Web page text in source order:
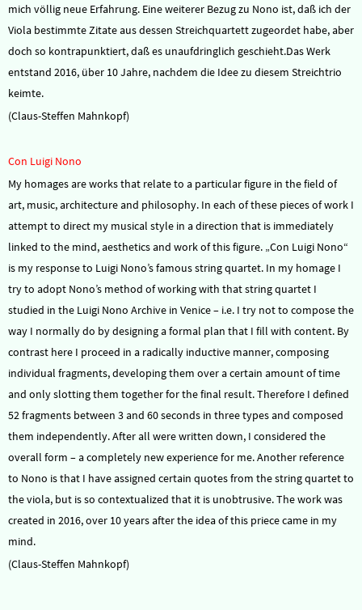
mich völlig neue Erfahrung. Eine weiterer Bezug zu Nono ist, daß ich der
Viola bestimmte Zitate aus dessen Streichquartett zugeordet habe, aber
doch so kontrapunktiert, daß es unaufdringlich geschieht.Das Werk
entstand 2016, über 10 Jahre, nachdem die Idee zu diesem Streichtrio
keimte.
(Claus-Steffen Mahnkopf)
Con Luigi Nono
My homages are works that relate to a particular figure in the field of
art, music, architecture and philosophy. In each of these pieces of work I
attempt to direct my musical style in a direction that is immediately
linked to the mind, aesthetics and work of this figure. „Con Luigi Nono“
is my response to Luigi Nono’s famous string quartet. In my homage I
try to adopt Nono’s method of working with that string quartet I
studied in the Luigi Nono Archive in Venice – i.e. I try not to compose the
way I normally do by designing a formal plan that I fill with content. By
contrast here I proceed in a radically inductive manner, composing
individual fragments, developing them over a certain amount of time
and only slotting them together for the final result. Therefore I defined
52 fragments between 3 and 60 seconds in three types and composed
them independently. After all were written down, I considered the
overall form – a completely new experience for me. Another reference
to Nono is that I have assigned certain quotes from the string quartet to
the viola, but is so contextualized that it is unobtrusive. The work was
created in 2016, over 10 years after the idea of this priece came in my
mind.
(Claus-Steffen Mahnkopf)